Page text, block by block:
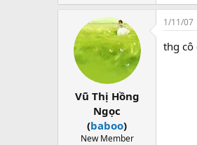
Vũ Thị Hồng
Ngọc
(baboo)
New Member
1/11/07
thg cô